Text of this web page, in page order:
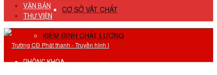
CƠ SỞ VẬT CHẤT
KIỂM ĐỊNH CHẤT LƯỢNG
PHÒNG KHOA
VĂN BẢN
THƯ VIỆN